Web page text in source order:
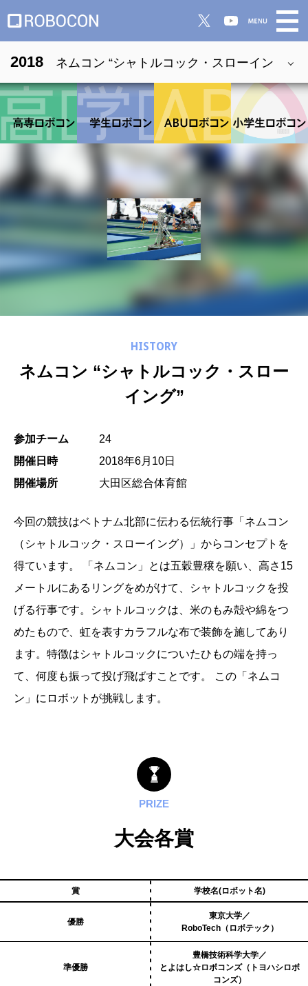
2018 ネムコン “シャトルコック・スローイン
グ”
HISTORY
ネムコン “シャトルコック・スロー
イング”
参加チーム
24
開催日時
2018年6月10日
開催場所
大田区総合体育館
今回の競技はベトナム北部に伝わる伝統行事「ネムコン
（シャトルコック・スローイング）」からコンセプトを
得ています。 「ネムコン」とは五穀豊穣を願い、高さ15
メートルにあるリングをめがけて、シャトルコックを投
げる行事です。シャトルコックは、米のもみ殻や綿をつ
めたもので、虹を表すカラフルな布で装飾を施してあり
ます。特徴はシャトルコックについたひもの端を持っ
て、何度も振って投げ飛ばすことです。 この「ネムコ
ン」にロボットが挑戦します。
PRIZE
大会各賞
賞 学校名(ロボット名)
優勝
東京大学／
RoboTech（ロボテック）
準優勝
豊橋技術科学大学／
とよはし☆ロボコンズ（トヨハシロボ
コンズ）